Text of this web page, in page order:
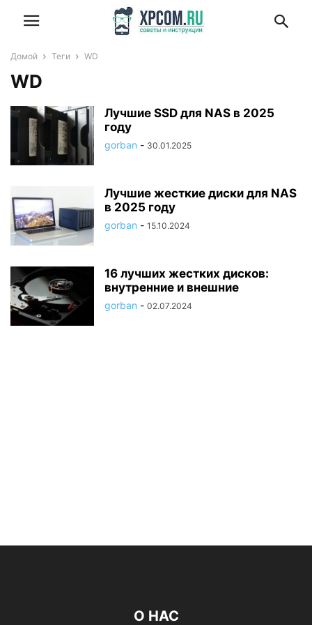
Домой Теги WD
WD
Лучшие SSD для NAS в 2025
году
gorban - 30.01.2025
Лучшие жесткие диски для NAS
в 2025 году
gorban - 15.10.2024
16 лучших жестких дисков:
внутренние и внешние
gorban - 02.07.2024
О НАС